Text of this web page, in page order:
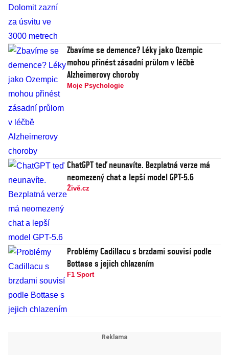
Zbavíme se demence? Léky jako Ozempic
mohou přinést zásadní průlom v léčbě
Alzheimerovy choroby
Moje Psychologie
ChatGPT teď neunavíte. Bezplatná verze má
neomezený chat a lepší model GPT-5.6
Živě.cz
Problémy Cadillacu s brzdami souvisí podle
Bottase s jejich chlazením
F1 Sport